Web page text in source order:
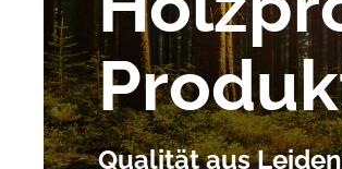
Qualität aus